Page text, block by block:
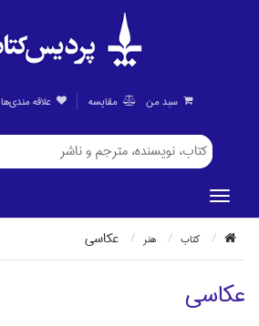
علاقه مندی‌ها مقايسه سبد من
كتاب هنر عكاسي
عكاسي